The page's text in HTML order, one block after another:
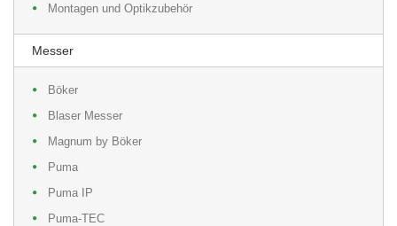
Montagen und Optikzubehör
Messer
Böker
Blaser Messer
Magnum by Böker
Puma
Puma IP
Puma-TEC